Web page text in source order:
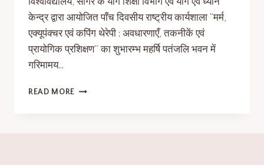
केन्द्र द्वारा आयोजित पाँच दिवसीय राष्ट्रीय कार्यशाला “मर्म,
एक्यूपंक्चर एवं कपिंग थेरेपी : अवधारणाएँ, तकनीकें एवं
प्रायोगिक प्रशिक्षण” का शुभारम्भ महर्षि पतंजलि भवन में
गरिमामय…
READ MORE